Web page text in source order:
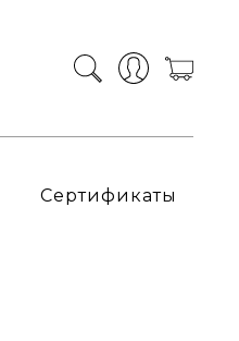
Сертификаты